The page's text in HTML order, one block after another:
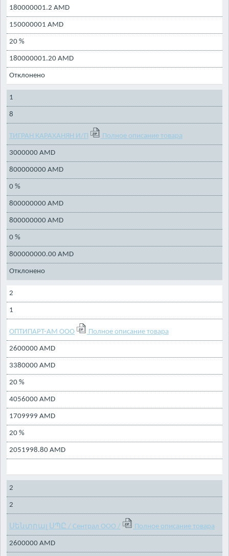
180000001.2 AMD
150000001 AMD
20 %
180000001.20 AMD
Отклонено
1
8
ТИГРАН КАРАХАНЯН И/П Полное описание товара
3000000 AMD
800000000 AMD
0 %
800000000 AMD
800000000 AMD
0 %
800000000.00 AMD
Отклонено
2
1
ОПТИПАРТ-АМ ООО Полное описание товара
2600000 AMD
3380000 AMD
20 %
4056000 AMD
1709999 AMD
20 %
2051998.80 AMD
2
2
Սենտրալ ՍՊԸ / Сентрал ООО / Полное описание товара
2600000 AMD